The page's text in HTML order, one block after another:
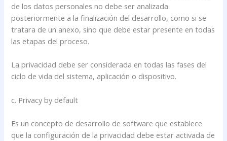
de los datos personales no debe ser analizada
posteriormente a la finalización del desarrollo, como si se
tratara de un anexo, sino que debe estar presente en todas
las etapas del proceso.
La privacidad debe ser considerada en todas las fases del
ciclo de vida del sistema, aplicación o dispositivo.
c. Privacy by default
Es un concepto de desarrollo de software que establece
que la configuración de la privacidad debe estar activada de